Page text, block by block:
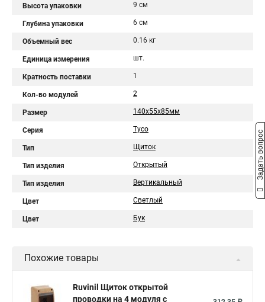
Высота упаковки 9 см
Глубина упаковки 6 см
Объемный вес 0.16 кг
Единица измерения шт.
Кратность поставки 1
Кол-во модулей 2
Размер 140х55х85мм
Серия Тусо
Тип Щиток
Тип изделия Открытый
Тип изделия Вертикальный
Цвет Светлый
Цвет Бук
Похожие товары
Ruvinil Щиток открытой
проводки на 4 модуля с
Задать вопрос